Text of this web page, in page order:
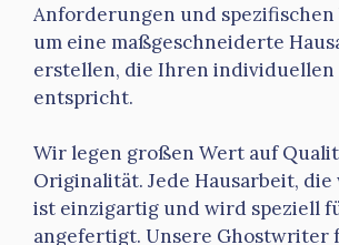
Anforderungen und spezifischen
um eine maßgeschneiderte
erstellen, die Ihren individuellen
entspricht.
Wir legen großen Wert auf
Originalität. Jede Hausarbeit, die
ist einzigartig und wird speziell
angefertigt. Unsere Ghostwriter